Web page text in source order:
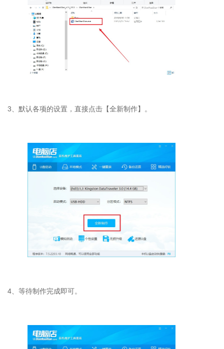
3、默认各项的设置，直接点击【全新制作】。
4、 等待制作完成即可。